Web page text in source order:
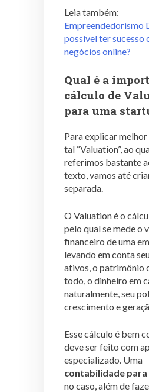
Leia também:
Empreendedorismo
possível ter sucesso
negócios online?
Qual é a
cálculo de
para uma
Para explicar melhor
tal “Valuation”, ao
referimos bastante
texto, vamos até
separada.
O Valuation é o
pelo qual se mede o
financeiro de uma
levando em conta
ativos, o patrimônio
todo, o dinheiro em
naturalmente, seu
crescimento e
Esse cálculo é bem
deve ser feito com
especializado. Uma
contabilidade
no caso, além de